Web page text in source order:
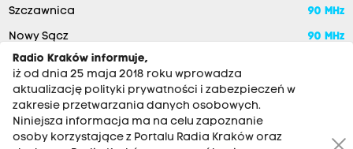
Szczawnica 90 MHz
Nowy Sącz
90 MHz
Radio Kraków informuje,
iż od dnia 25 maja 2018 roku wprowadza
aktualizację polityki prywatności i zabezpieczeń w
zakresie przetwarzania danych osobowych.
Niniejsza informacja ma na celu zapoznanie
osoby korzystające z Portalu Radia Kraków oraz